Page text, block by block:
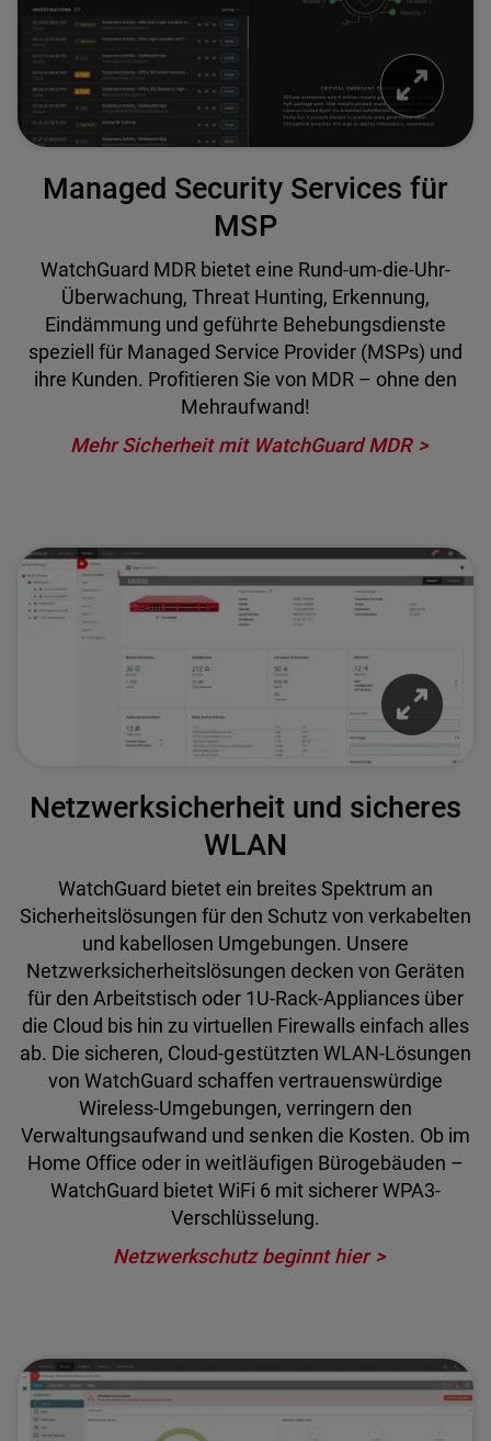
Managed Security Services für
MSP
WatchGuard MDR bietet eine Rund-um-die-Uhr-
Überwachung, Threat Hunting, Erkennung,
Eindämmung und geführte Behebungsdienste
speziell für Managed Service Provider (MSPs) und
ihre Kunden. Profitieren Sie von MDR – ohne den
Mehraufwand!
Mehr Sicherheit mit WatchGuard MDR
Netzwerksicherheit und sicheres
WLAN
WatchGuard bietet ein breites Spektrum an
Sicherheitslösungen für den Schutz von verkabelten
und kabellosen Umgebungen. Unsere
Netzwerksicherheitslösungen decken von Geräten
für den Arbeitstisch oder 1U-Rack-Appliances über
die Cloud bis hin zu virtuellen Firewalls einfach alles
ab. Die sicheren, Cloud-gestützten WLAN-Lösungen
von WatchGuard schaffen vertrauenswürdige
Wireless-Umgebungen, verringern den
Verwaltungsaufwand und senken die Kosten. Ob im
Home Office oder in weitläufigen Bürogebäuden –
WatchGuard bietet WiFi 6 mit sicherer WPA3-
Verschlüsselung.
Netzwerkschutz beginnt hier